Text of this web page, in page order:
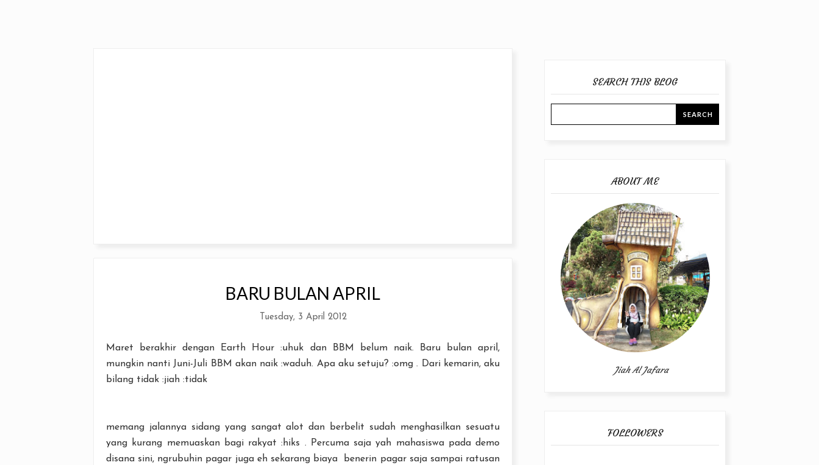
BARU BULAN APRIL
Tuesday, 3 April 2012
Maret berakhir dengan Earth Hour :uhuk dan BBM belum naik. Baru bulan april,
mungkin nanti Juni-Juli BBM akan naik :waduh. Apa aku setuju? :omg . Dari kemarin, aku
bilang tidak :jiah :tidak
memang jalannya sidang yang sangat alot dan berbelit sudah menghasilkan sesuatu
yang kurang memuaskan bagi rakyat :hiks . Percuma saja yah mahasiswa pada demo
disana sini, ngrubuhin pagar juga eh sekarang biaya benerin pagar saja sampai ratusan
SEARCH THIS BLOG
ABOUT ME
Jiah Al Jafara
FOLLOWERS